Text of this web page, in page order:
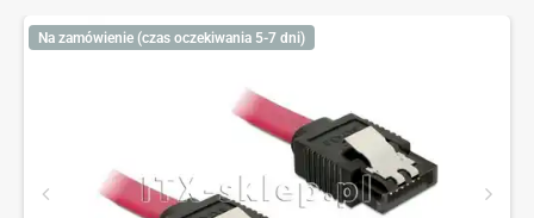
Na zamówienie (czas oczekiwania 5-7 dni)